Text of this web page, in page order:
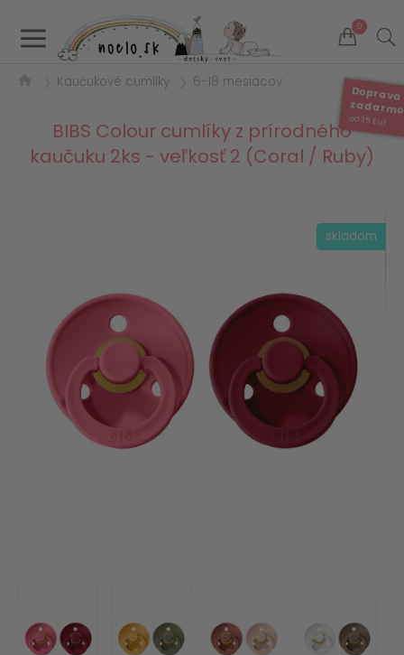
a 0
Doprava
od 35 Eur
Kaučukové cumlíky 6-18 mesiacov
BIBS Colour cumlíky z prírodného
kaučuku 2ks - veľkosť 2 (Coral / Ruby)
skladom